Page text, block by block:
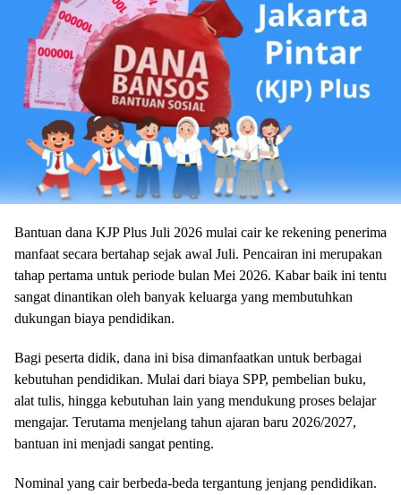
Bantuan dana KJP Plus Juli 2026 mulai cair ke rekening penerima
manfaat secara bertahap sejak awal Juli. Pencairan ini merupakan
tahap pertama untuk periode bulan Mei 2026. Kabar baik ini tentu
sangat dinantikan oleh banyak keluarga yang membutuhkan
dukungan biaya pendidikan.
Bagi peserta didik, dana ini bisa dimanfaatkan untuk berbagai
kebutuhan pendidikan. Mulai dari biaya SPP, pembelian buku,
alat tulis, hingga kebutuhan lain yang mendukung proses belajar
mengajar. Terutama menjelang tahun ajaran baru 2026/2027,
bantuan ini menjadi sangat penting.
Nominal yang cair berbeda-beda tergantung jenjang pendidikan.